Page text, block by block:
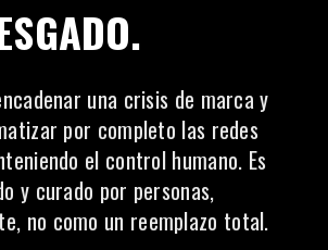
una crisis de marca y
por completo las redes
el control humano. Es
y curado por personas,
, no como un reemplazo total.